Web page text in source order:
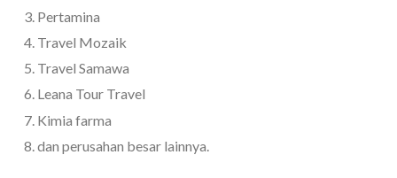
Pertamina
Travel Mozaik
Travel Samawa
Leana Tour Travel
Kimia farma
dan perusahan besar lainnya.